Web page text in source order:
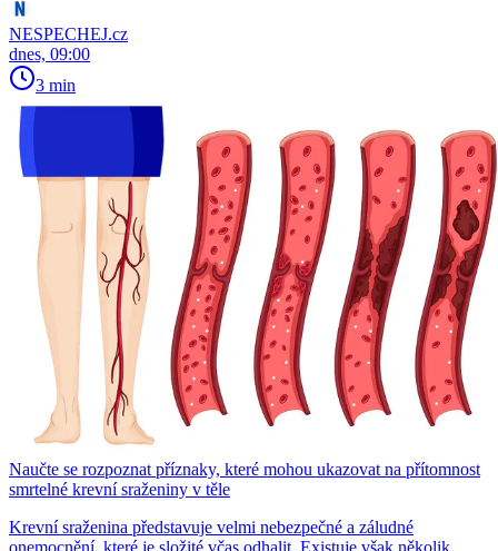
NESPECHEJ.cz
dnes, 09:00
3 min
Naučte se rozpoznat příznaky, které mohou ukazovat na přítomnost
smrtelné krevní sraženiny v těle
Krevní sraženina představuje velmi nebezpečné a záludné